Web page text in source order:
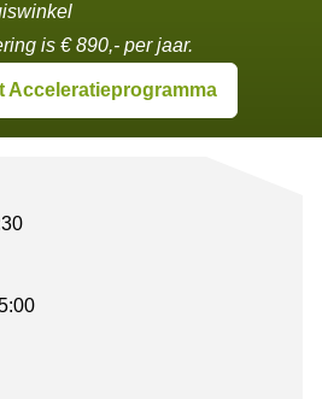
is € 890,- per jaar.
Acceleratieprogramma